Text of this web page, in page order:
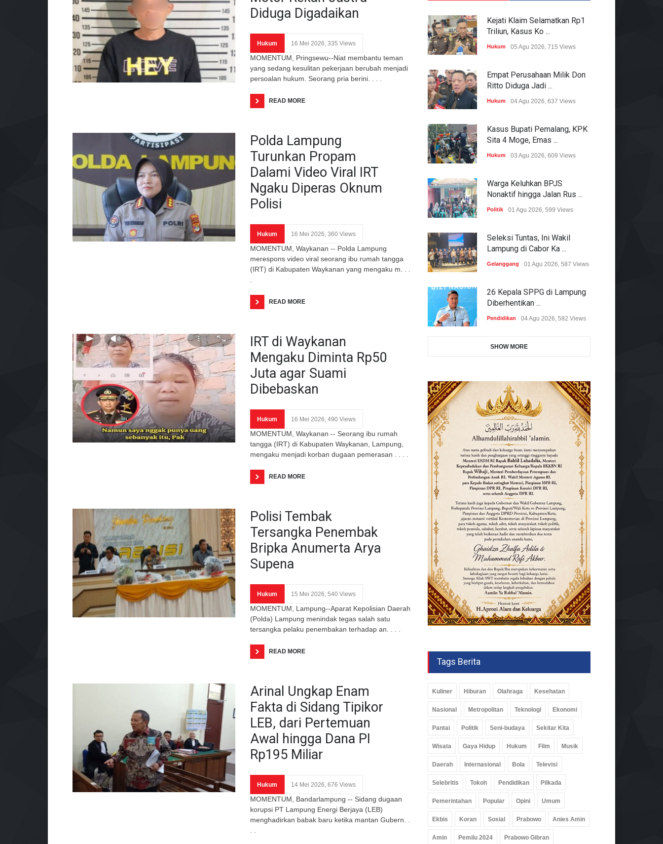
Diduga Digadaikan
Hukum 16 Mei 2026, 335 Views
MOMENTUM, Pringsewu--Niat membantu teman
yang sedang kesulitan pekerjaan berubah menjadi
persoalan hukum. Seorang pria berini. . . .
READ MORE
Polda Lampung
Turunkan Propam
Dalami Video Viral IRT
Ngaku Diperas Oknum
Polisi
Hukum 16 Mei 2026, 360 Views
MOMENTUM, Waykanan -- Polda Lampung
merespons video viral seorang ibu rumah tangga
(IRT) di Kabupaten Waykanan yang mengaku m. . .
READ MORE
IRT di Waykanan
Mengaku Diminta Rp50
Juta agar Suami
Dibebaskan
Hukum 16 Mei 2026, 490 Views
MOMENTUM, Waykanan -- Seorang ibu rumah
tangga (IRT) di Kabupaten Waykanan, Lampung,
mengaku menjadi korban dugaan pemerasan . . . .
READ MORE
Polisi Tembak
Tersangka Penembak
Bripka Anumerta Arya
Supena
Hukum 15 Mei 2026, 540 Views
MOMENTUM, Lampung--Aparat Kepolisian Daerah
(Polda) Lampung menindak tegas salah satu
tersangka pelaku penembakan terhadap an. . . .
READ MORE
Arinal Ungkap Enam
Fakta di Sidang Tipikor
LEB, dari Pertemuan
Awal hingga Dana PI
Rp195 Miliar
Hukum 14 Mei 2026, 676 Views
MOMENTUM, Bandarlampung -- Sidang dugaan
korupsi PT Lampung Energi Berjaya (LEB)
menghadirkan babak baru ketika mantan Gubern. .
Kejati Klaim Selamatkan Rp1
Triliun, Kasus Ko ...
Hukum 05 Agu 2026, 715 Views
Empat Perusahaan Milik Don
Ritto Diduga Jadi ...
Hukum 04 Agu 2026, 637 Views
Kasus Bupati Pemalang, KPK
Sita 4 Moge, Emas ...
Hukum 03 Agu 2026, 609 Views
Warga Keluhkan BPJS
Nonaktif hingga Jalan Rus ...
Politik 01 Agu 2026, 599 Views
Seleksi Tuntas, Ini Wakil
Lampung di Cabor Ka ...
Gelanggang 01 Agu 2026, 587 Views
26 Kepala SPPG di Lampung
Diberhentikan ...
Pendidikan 04 Agu 2026, 582 Views
SHOW MORE
Tags Berita
Kuliner Hiburan Olahraga Kesehatan
Nasional Metropolitan Teknologi Ekonomi
Pantai Politik Seni-budaya Sekitar Kita
Wisata Gaya Hidup Hukum Film Musik
Daerah Internasional Bola Televisi
Selebritis Tokoh Pendidikan Pilkada
Pemerintahan Popular Opini Umum
Ekbis Koran Sosial Prabowo Anies Amin
Amin Pemilu 2024 Prabowo Gibran